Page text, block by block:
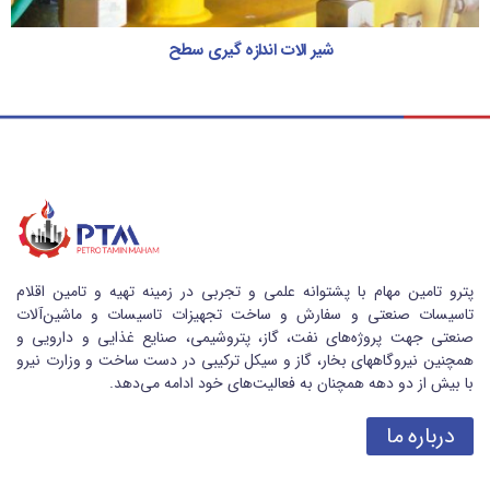
پترو تامین مهام با پشتوانه علمی و تجربی در زمینه تهیه و تامین اقلام
تاسیسات صنعتی و سفارش و ساخت تجهیزات تاسیسات و ماشین‌آلات
صنعتی جهت پروژه‌های نفت، گاز، پتروشیمی، صنایع غذایی و دارویی و
همچنین نیروگاههای بخار، گاز و سیکل ترکیبی در دست ساخت و وزارت نیرو
با بیش از دو دهه همچنان به فعالیت‌های خود ادامه می‌دهد.
درباره ما